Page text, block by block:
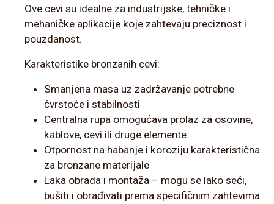
Ove cevi su idealne za industrijske, tehničke i
mehaničke aplikacije koje zahtevaju preciznost i
pouzdanost.
Karakteristike bronzanih cevi:
Smanjena masa uz zadržavanje potrebne
čvrstoće i stabilnosti
Centralna rupa omogućava prolaz za osovine,
kablove, cevi ili druge elemente
Otpornost na habanje i koroziju karakteristična
za bronzane materijale
Laka obrada i montaža – mogu se lako seći,
bušiti i obrađivati prema specifičnim zahtevima